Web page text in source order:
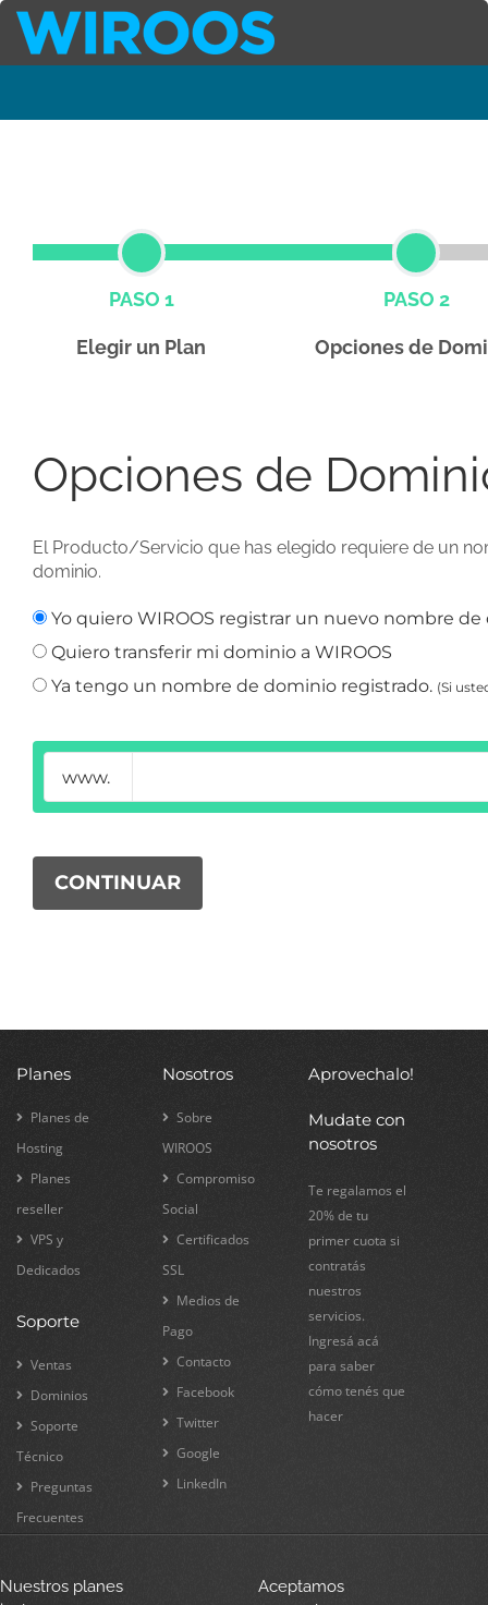
PASO 1
Elegir un Plan
PASO 2
Opciones de
Opciones de
El Producto/Servicio que has elegido requiere de un
dominio.
Yo quiero WIROOS registrar un nuevo nombre de
Quiero transferir mi dominio a WIROOS
Ya tengo un nombre de dominio registrado. (Si
www.
Planes
Planes de
Hosting
Planes
reseller
VPS y
Dedicados
Soporte
Ventas
Dominios
Soporte
Técnico
Preguntas
Frecuentes
Nosotros
Sobre
WIROOS
Compromiso
Social
Certificados
SSL
Medios de
Pago
Contacto
Facebook
Twitter
Google
LinkedIn
Aprovechalo!
Mudate con
nosotros
Te regalamos el
20% de tu
primer cuota si
contratás
nuestros
servicios.
Ingresá acá
para saber
cómo tenés que
hacer
Nuestros planes
Aceptamos